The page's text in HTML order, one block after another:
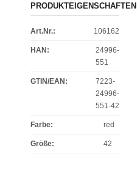
PRODUKTEIGENSCHAFTEN
Art.Nr.: 106162
HAN:
24996-
551
GTIN/EAN:
7223-
24996-
551-42
Farbe: red
Größe: 42